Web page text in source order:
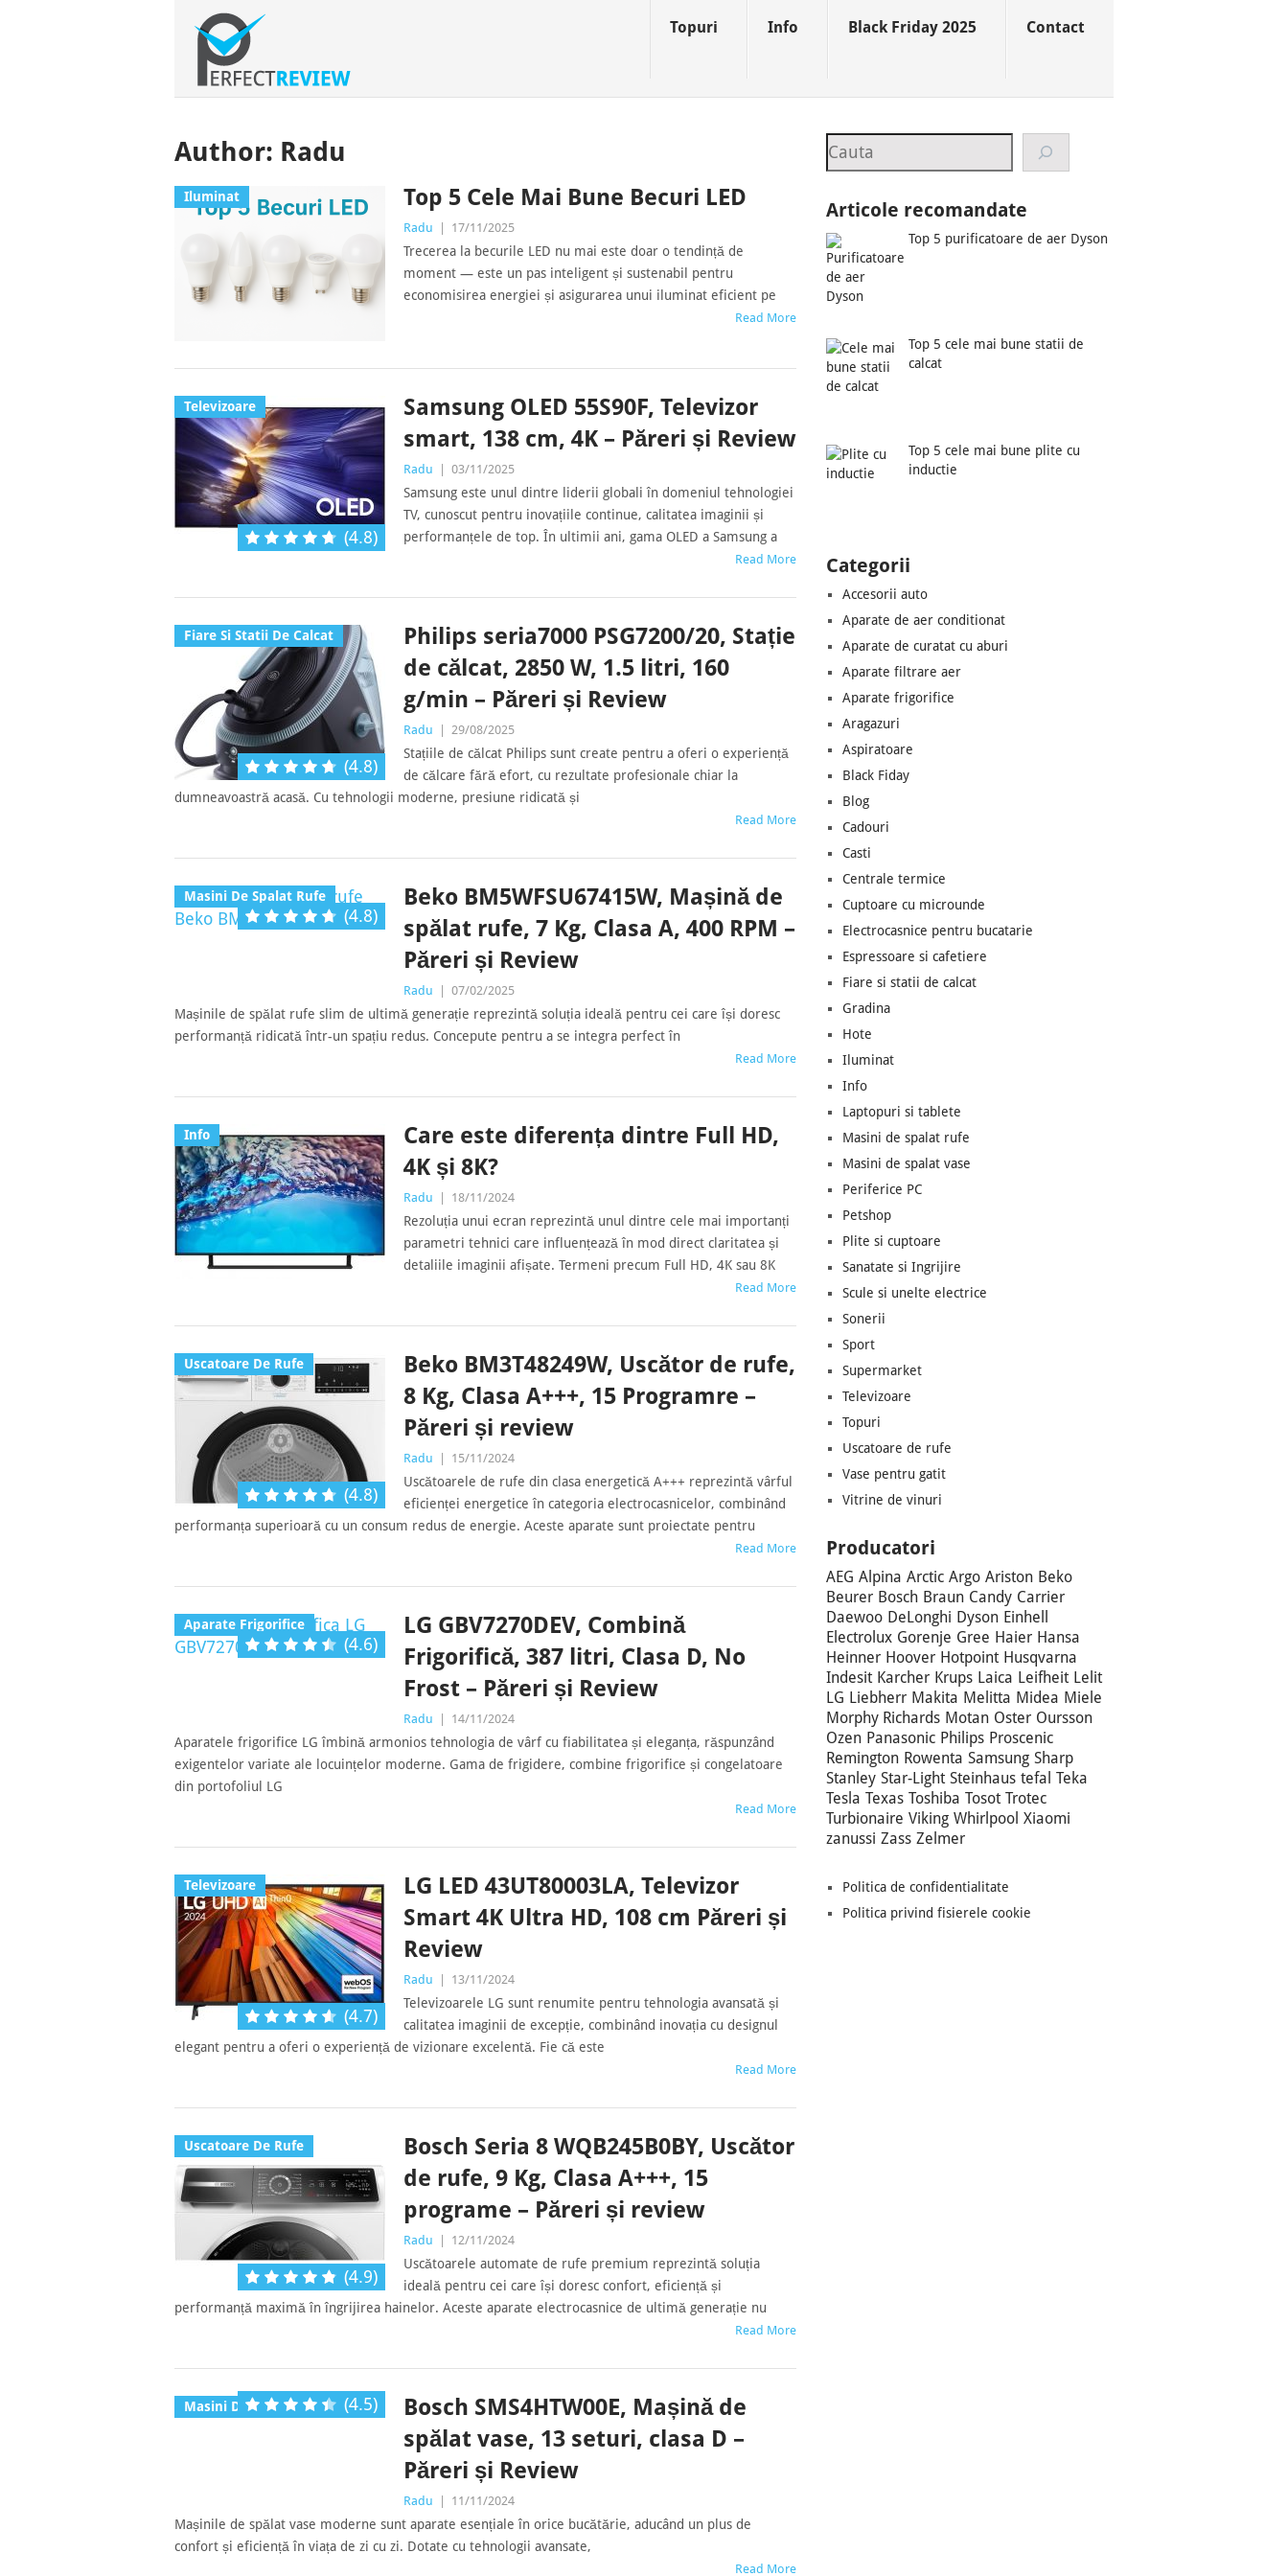
Topuri Info Black Friday 2025 Contact
Author: Radu
Iluminat Top 5 Cele Mai Bune Becuri LED
Radu 17/11/2025
Trecerea la becurile LED nu mai este doar o tendință de
moment — este un pas inteligent și sustenabil pentru
economisirea energiei și asigurarea unui iluminat eficient pe
Read More
Televizoare
(4.8)
Samsung OLED 55S90F, Televizor
smart, 138 cm, 4K – Păreri și Review
Radu 03/11/2025
Samsung este unul dintre liderii globali în domeniul tehnologiei
TV, cunoscut pentru inovațiile continue, calitatea imaginii și
performanțele de top. În ultimii ani, gama OLED a Samsung a
Read More
Fiare Si Statii De Calcat
(4.8)
Philips seria7000 PSG7200/20, Stație
de călcat, 2850 W, 1.5 litri, 160
g/min – Păreri și Review
Radu 29/08/2025
Stațiile de călcat Philips sunt create pentru a oferi o experiență
de călcare fără efort, cu rezultate profesionale chiar la
dumneavoastră acasă. Cu tehnologii moderne, presiune ridicată și
Read More
Masini De Spalat Rufe
(4.8)
Beko BM5WFSU67415W, Mașină de
spălat rufe, 7 Kg, Clasa A, 400 RPM –
Păreri și Review
Radu 07/02/2025
Mașinile de spălat rufe slim de ultimă generație reprezintă soluția ideală pentru cei care își doresc
performanță ridicată într-un spațiu redus. Concepute pentru a se integra perfect în
Read More
Info
Care este diferența dintre Full HD,
4K și 8K?
Radu 18/11/2024
Rezoluția unui ecran reprezintă unul dintre cele mai importanți
parametri tehnici care influențează în mod direct claritatea și
detaliile imaginii afișate. Termeni precum Full HD, 4K sau 8K
Read More
Uscatoare De Rufe
(4.8)
Beko BM3T48249W, Uscător de rufe,
8 Kg, Clasa A+++, 15 Programre –
Păreri și review
Radu 15/11/2024
Uscătoarele de rufe din clasa energetică A+++ reprezintă vârful
eficienței energetice în categoria electrocasnicelor, combinând
performanța superioară cu un consum redus de energie. Aceste aparate sunt proiectate pentru
Read More
Aparate Frigorifice
(4.6)
LG GBV7270DEV, Combină
Frigorifică, 387 litri, Clasa D, No
Frost – Păreri și Review
Radu 14/11/2024
Aparatele frigorifice LG îmbină armonios tehnologia de vârf cu fiabilitatea și eleganța, răspunzând
exigentelor variate ale locuințelor moderne. Gama de frigidere, combine frigorifice și congelatoare
din portofoliul LG
Read More
Televizoare
(4.7)
LG LED 43UT80003LA, Televizor
Smart 4K Ultra HD, 108 cm Păreri și
Review
Radu 13/11/2024
Televizoarele LG sunt renumite pentru tehnologia avansată și
calitatea imaginii de excepție, combinând inovația cu designul
elegant pentru a oferi o experiență de vizionare excelentă. Fie că este
Read More
Uscatoare De Rufe
(4.9)
Bosch Seria 8 WQB245B0BY, Uscător
de rufe, 9 Kg, Clasa A+++, 15
programe – Păreri și review
Radu 12/11/2024
Uscătoarele automate de rufe premium reprezintă soluția
ideală pentru cei care își doresc confort, eficiență și
performanță maximă în îngrijirea hainelor. Aceste aparate electrocasnice de ultimă generație nu
Read More
Masini De Spalat Vase (4.5)
Bosch SMS4HTW00E, Mașină de
spălat vase, 13 seturi, clasa D –
Păreri și Review
Radu 11/11/2024
Mașinile de spălat vase moderne sunt aparate esențiale în orice bucătărie, aducând un plus de
confort și eficiență în viața de zi cu zi. Dotate cu tehnologii avansate,
Read More
Search
Articole recomandate
Top 5 purificatoare de aer Dyson
Top 5 cele mai bune statii de
calcat
Top 5 cele mai bune plite cu
inductie
Categorii
Accesorii auto
Aparate de aer conditionat
Aparate de curatat cu aburi
Aparate filtrare aer
Aparate frigorifice
Aragazuri
Aspiratoare
Black Fiday
Blog
Cadouri
Casti
Centrale termice
Cuptoare cu microunde
Electrocasnice pentru bucatarie
Espressoare si cafetiere
Fiare si statii de calcat
Gradina
Hote
Iluminat
Info
Laptopuri si tablete
Masini de spalat rufe
Masini de spalat vase
Periferice PC
Petshop
Plite si cuptoare
Sanatate si Ingrijire
Scule si unelte electrice
Sonerii
Sport
Supermarket
Televizoare
Topuri
Uscatoare de rufe
Vase pentru gatit
Vitrine de vinuri
Producatori
AEG Alpina Arctic Argo Ariston Beko
Beurer Bosch Braun Candy Carrier
Daewoo DeLonghi Dyson Einhell
Electrolux Gorenje Gree Haier Hansa
Heinner Hoover Hotpoint Husqvarna
Indesit Karcher Krups Laica Leifheit Lelit
LG Liebherr Makita Melitta Midea Miele
Morphy Richards Motan Oster Oursson
Ozen Panasonic Philips Proscenic
Remington Rowenta Samsung Sharp
Stanley Star-Light Steinhaus tefal Teka
Tesla Texas Toshiba Tosot Trotec
Turbionaire Viking Whirlpool Xiaomi
zanussi Zass Zelmer
Politica de confidentialitate
Politica privind fisierele cookie